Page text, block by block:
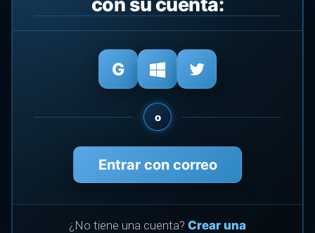
o
Entrar con correo
¿No tiene una cuenta? Crear una